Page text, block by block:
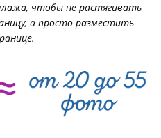
чтобы не растягивать
а просто разместить